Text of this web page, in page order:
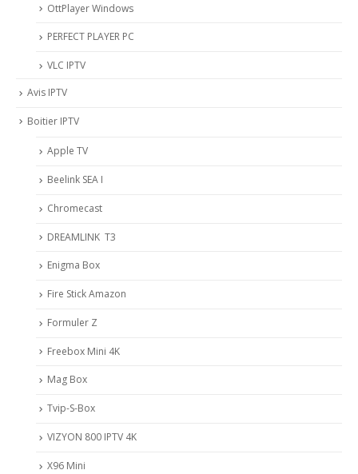
OttPlayer Windows
PERFECT PLAYER PC
VLC IPTV
Avis IPTV
Boitier IPTV
Apple TV
Beelink SEA I
Chromecast
DREAMLINK T3
Enigma Box
Fire Stick Amazon
Formuler Z
Freebox Mini 4K
Mag Box
Tvip-S-Box
VIZYON 800 IPTV 4K
X96 Mini